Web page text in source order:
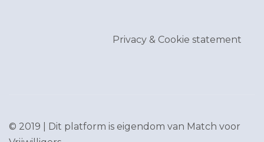
Privacy & Cookie statement
© 2019 | Dit platform is eigendom van Match voor